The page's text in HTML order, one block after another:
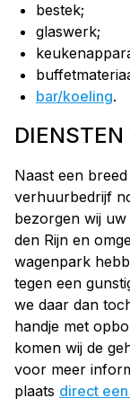
bestek;
glaswerk;
bar/koeling.
DIENSTEN
Naast een
verhuurbedrijf
bezorgen wij
den Rijn en
wagenpark
tegen een
we daar dan
handje met
komen wij de
voor meer
plaats direct